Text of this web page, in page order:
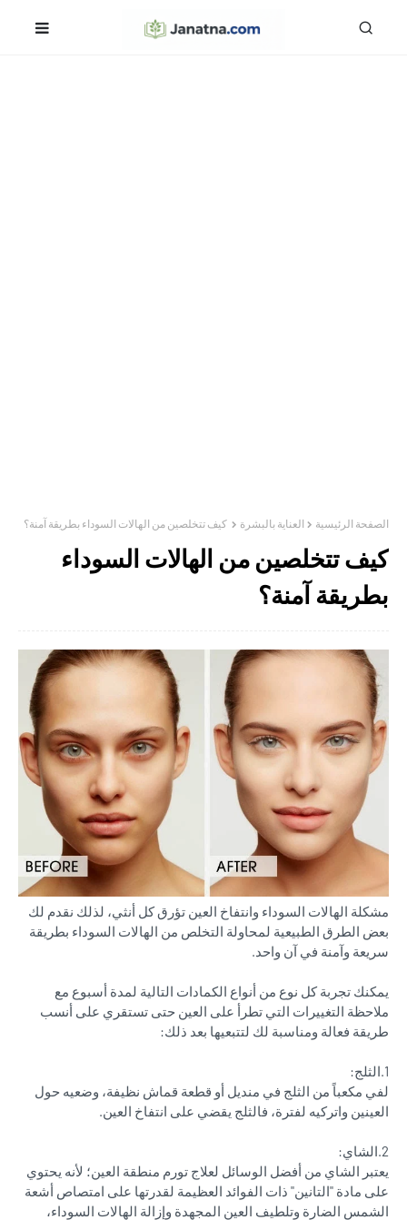
الصفحة الرئيسية العناية بالبشرة كيف تتخلصين من الهالات السوداء بطريقة آمنة؟
كيف تتخلصين من الهالات السوداء
بطريقة آمنة؟
مشكلة الهالات السوداء وانتفاخ العين تؤرق كل أنثي، لذلك نقدم لك
بعض الطرق الطبيعية لمحاولة التخلص من الهالات السوداء بطريقة
سريعة وآمنة في آن واحد.
يمكنك تجربة كل نوع من أنواع الكمادات التالية لمدة أسبوع مع
ملاحظة التغييرات التي تطرأ على العين حتى تستقري على أنسب
طريقة فعالة ومناسبة لك لتتبعيها بعد ذلك:
1.الثلج:
لفي مكعباً من الثلج في منديل أو قطعة قماش نظيفة، وضعيه حول
العينين واتركيه لفترة، فالثلج يقضي على انتفاخ العين.
2.الشاي:
يعتبر الشاي من أفضل الوسائل لعلاج تورم منطقة العين؛ لأنه يحتوي
على مادة "التانين" ذات الفوائد العظيمة لقدرتها على امتصاص أشعة
الشمس الضارة وتلطيف العين المجهدة وإزالة الهالات السوداء،